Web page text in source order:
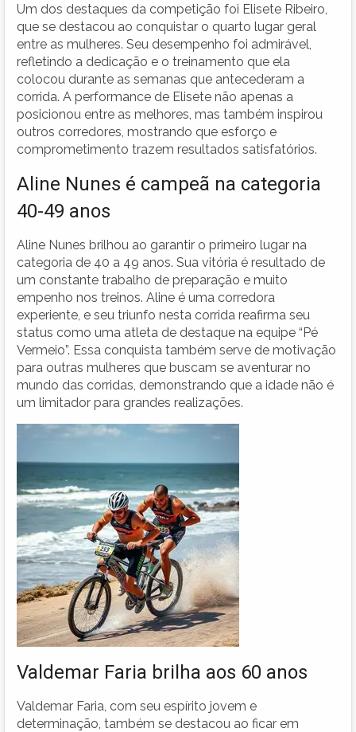
Um dos destaques da competição foi Elisete Ribeiro,
que se destacou ao conquistar o quarto lugar geral
entre as mulheres. Seu desempenho foi admirável,
refletindo a dedicação e o treinamento que ela
colocou durante as semanas que antecederam a
corrida. A performance de Elisete não apenas a
posicionou entre as melhores, mas também inspirou
outros corredores, mostrando que esforço e
comprometimento trazem resultados satisfatórios.
Aline Nunes é campeã na categoria
40-49 anos
Aline Nunes brilhou ao garantir o primeiro lugar na
categoria de 40 a 49 anos. Sua vitória é resultado de
um constante trabalho de preparação e muito
empenho nos treinos. Aline é uma corredora
experiente, e seu triunfo nesta corrida reafirma seu
status como uma atleta de destaque na equipe “Pé
Vermeio”. Essa conquista também serve de motivação
para outras mulheres que buscam se aventurar no
mundo das corridas, demonstrando que a idade não é
um limitador para grandes realizações.
Valdemar Faria brilha aos 60 anos
Valdemar Faria, com seu espírito jovem e
determinação, também se destacou ao ficar em